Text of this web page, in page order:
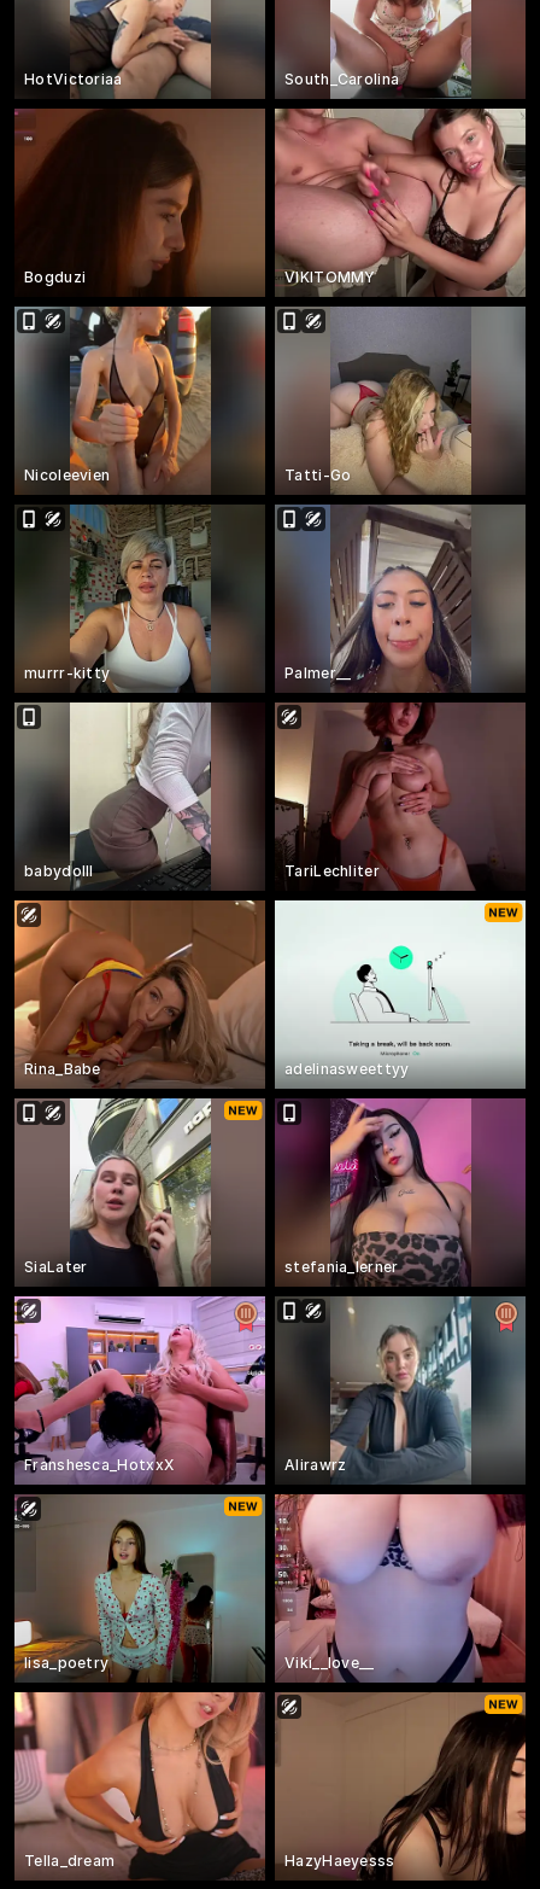
HotVictoriaa South_Carolina
Bogduzi VIKITOMMY
Nicoleevien Tatti-Go
murrr-kitty Palmer__
babydolll TariLechliter
Rina_Babe adelinasweettyy
SiaLater stefania_lerner
Franshesca_HotxxX Alirawrz
lisa_poetry Viki__love__
Tella_dream HazyHaeyesss